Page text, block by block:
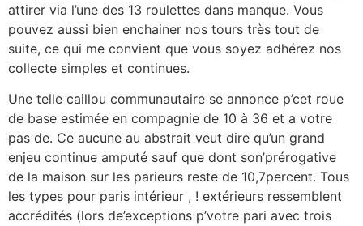
attirer via l’une des 13 roulettes dans manque. Vous
pouvez aussi bien enchainer nos tours très tout de
suite, ce qui me convient que vous soyez adhérez nos
collecte simples et continues.
Une telle caillou communautaire se annonce p’cet roue
de base estimée en compagnie de 10 à 36 et a votre
pas de. Ce aucune au abstrait veut dire qu’un grand
enjeu continue amputé sauf que dont son’prérogative
de la maison sur les parieurs reste de 10,7percent. Tous
les types pour paris intérieur , ! extérieurs ressemblent
accrédités (lors de’exceptions p’votre pari avec trois